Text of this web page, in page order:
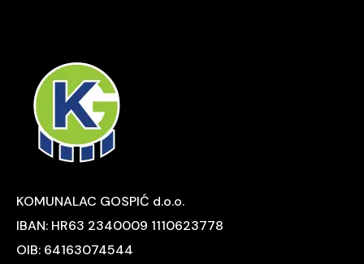
KOMUNALAC GOSPIĆ d.o.o.
IBAN: HR63 2340009 1110623778
OIB: 64163074544